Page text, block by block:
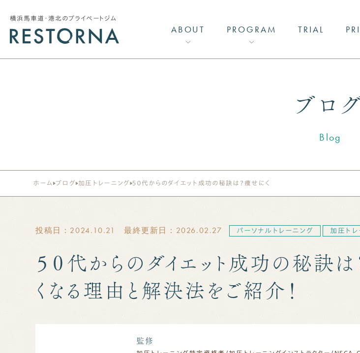
横浜馬車道・港北のプライベートジム
ABOUT PROGRAM TRIAL
ブロ
Blog
ホーム ブログ 加圧トレーニング ５０代からのダイエット成功の秘訣は？痩せにくくなる理由と解決法をご紹介！
投稿日：2024.10.21 最終更新日：2026.02.27 パーソナルトレーニング 加圧トレ
５０代からのダイエット成功の秘訣は
くなる理由と解決法をご紹介！
監修